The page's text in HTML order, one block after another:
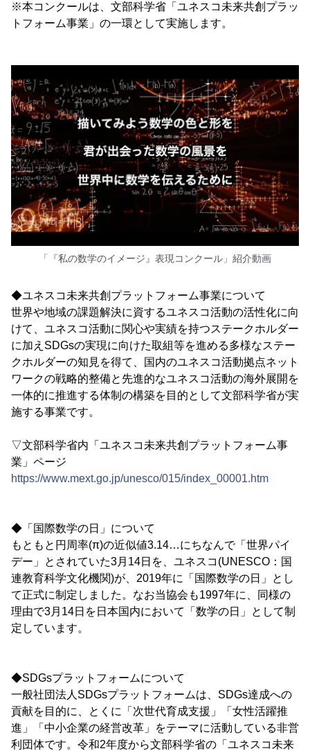
※本コンクールは、文部科学省「ユネスコ未来共創プラッ
トフォーム事業」の一環として実施します。
「『私の数学のイメージ』表現コンクール」紹介動画
◆ユネスコ未来共創プラットフォーム事業について
世界や地域の課題解決に資するユネスコ活動の活性化に向
けて、ユネスコ活動に関心や実績を持つステークホルダー
に加えSDGsの実現に向けた取組等を進める多様なステー
クホルダーの知見を得て、国内のユネスコ活動拠点ネット
ワークの戦略的整備と先進的なユネスコ活動の海外展開を
一体的に推進する体制の構築を目的として文部科学省が実
施する事業です。
▽文部科学省内「ユネスコ未来共創プラットフォーム事
業」ページ
https://www.mext.go.jp/unesco/015/index_00001.htm
◆「国際数学の日」について
もともと円周率(π)の近似値3.14…にちなんで「世界パイ
デー」とされていた3月14日を、ユネスコ(UNESCO：国
連教育科学文化機関)が、2019年に「国際数学の日」とし
て正式に制定しました。なお当協会も1997年に、同様の
理由で3月14日を日本国内において「数学の日」として制
定しています。
◆SDGsプラットフォームについて
一般社団法人SDGsプラットフォームは、SDGs達成への
貢献を目的に、とくに「次世代育成支援」「女性活躍推
進」「中小企業の経営改革」をテーマに活動している非営
利団体です。令和2年度から文部科学省の「ユネスコ未来